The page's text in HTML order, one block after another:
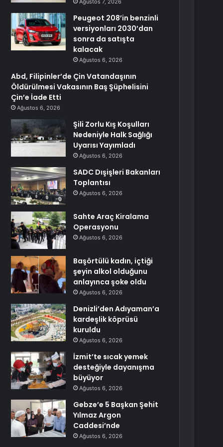
Ağustos 7, 2026
Peugeot 208’in benzinli
versiyonları 2030’dan
sonra da satışta
kalacak
Ağustos 6, 2026
Abd, Filipinler’de Çin Vatandaşının
Öldürülmesi Vakasının Baş Şüphelisini
Çin’e İade Etti
Ağustos 6, 2026
Şili Zorlu Kış Koşulları
Nedeniyle Halk Sağlığı
Uyarısı Yayımladı
Ağustos 6, 2026
SADC Dışişleri Bakanları
Toplantısı
Ağustos 6, 2026
Sahte Araç Kiralama
Operasyonu
Ağustos 6, 2026
Başörtülü kadın, içtiği
şeyin alkol olduğunu
anlayınca şoke oldu
Ağustos 6, 2026
Denizli’den Adıyaman’a
kardeşlik köprüsü
kuruldu
Ağustos 6, 2026
İzmit’te sıcak yemek
desteğiyle dayanışma
büyüyor
Ağustos 6, 2026
Gebze’e 5 Başkan Şehit
Yılmaz Argon
Caddesi’nde
Ağustos 6, 2026